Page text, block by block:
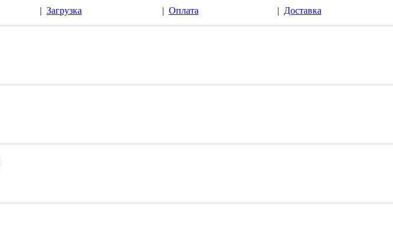
| Загрузка | Оплата | Доставка